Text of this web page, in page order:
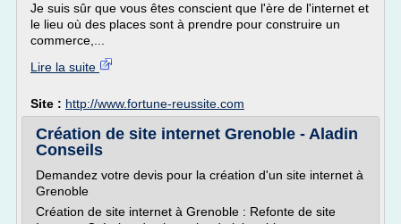
Je suis sûr que vous êtes conscient que l'ère de l'internet et
le lieu où des places sont à prendre pour construire un
commerce,...
Lire la suite
Site : http://www.fortune-reussite.com
Création de site internet Grenoble - Aladin
Conseils
Demandez votre devis pour la création d'un site internet à
Grenoble
Création de site internet à Grenoble : Refonte de site